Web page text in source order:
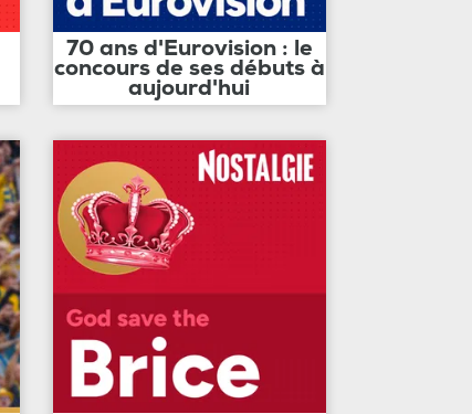
70 ans d'Eurovision : le
concours de ses débuts à
aujourd'hui